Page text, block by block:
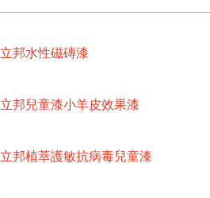
立邦水性磁磚漆
立邦兒童漆小羊皮效果漆
立邦植萃護敏抗病毒兒童漆